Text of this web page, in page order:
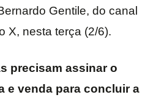
Gentile, do canal
X, nesta terça (2/6).
precisam assinar o
e venda para concluir a